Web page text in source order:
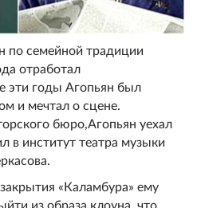
по семейной традиции
отработал
эти годы Агопьян был
и мечтал о сцене.
бюро,Агопьян уехал
в институт театра музыки
«Каламбура» ему
из образа клоуна, что